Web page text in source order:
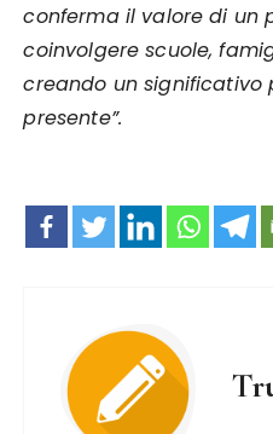
conferma il valore di un
coinvolgere scuole,
creando un significativo
presente”.